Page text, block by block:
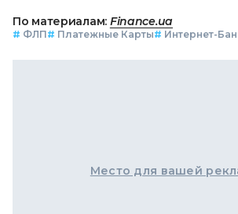
По материалам: Finance.ua
# ФЛП# Платежные Карты# Интернет-
Место для вашей